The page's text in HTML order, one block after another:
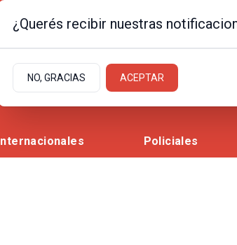
Internacionales Policiales
¿Querés recibir nuestras
NO, GRACIAS ACEPTAR